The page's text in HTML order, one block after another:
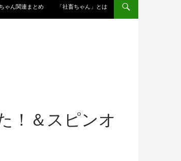
ゃん関連まとめ 「社畜ちゃん」とは
！＆スピンオ